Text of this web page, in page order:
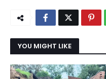
YOU MIGHT LIKE